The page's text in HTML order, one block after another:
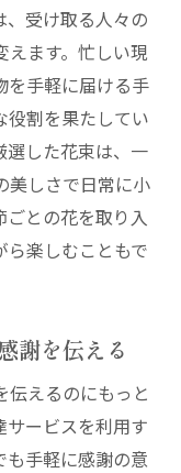
、受け取る人々の
ます。忙しい現
を手軽に届ける手
役割を果たしてい
選した花束は、一
美しさで日常に小
との花を取り入
ら楽しむこともで
謝を伝える
伝えるのにもっと
サービスを利用す
も手軽に感謝の意